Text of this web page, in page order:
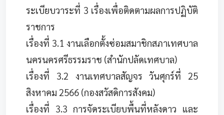
ระเบียบวาระที่ 3 เรื่องเพื่อติดตามผลการปฏิบัติ
ราชการ
เรื่องที่ 3.1 งานเลือกตั้งซ่อมสมาชิกสภาเทศบาล
นครนครศรีธรรมราช (สำนักปลัดเทศบาล)
เรื่องที่ 3.2 งานเทศบาลสัญจร วันศุกร์ที่ 25
สิงหาคม 2566 (กองสวัสดิการสังคม)
เรื่องที่ 3.3 การจัดระเบียบพื้นที่หลังดาว และ